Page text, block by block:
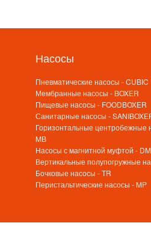
Насосы
Пневматические насосы - CUBIC
Мембранные насосы - BOXER
Пищевые насосы - FOODBOXER
Санитарные насосы -
Горизонтальные центробежные
MB
Насосы с магнитной муфтой - DM
Вертикальные полупогружные
Бочковые насосы - TR
Перистальтические насосы - MP